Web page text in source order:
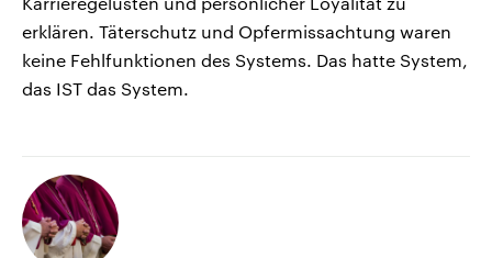
erklären. Täterschutz und Opfermissachtung waren
keine Fehlfunktionen des Systems. Das hatte System,
das IST das System.